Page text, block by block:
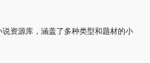
资源库，涵盖了多种类型和题材的小